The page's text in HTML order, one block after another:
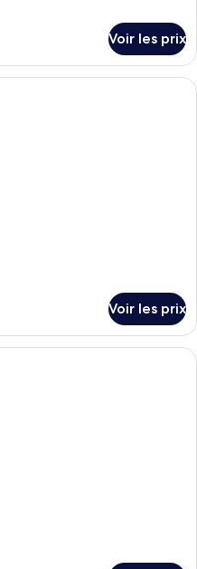
Voir les prix
Une chambre d’hôtel avec deux lits,
Voir les prix
Une chambre avec un grand lit, du